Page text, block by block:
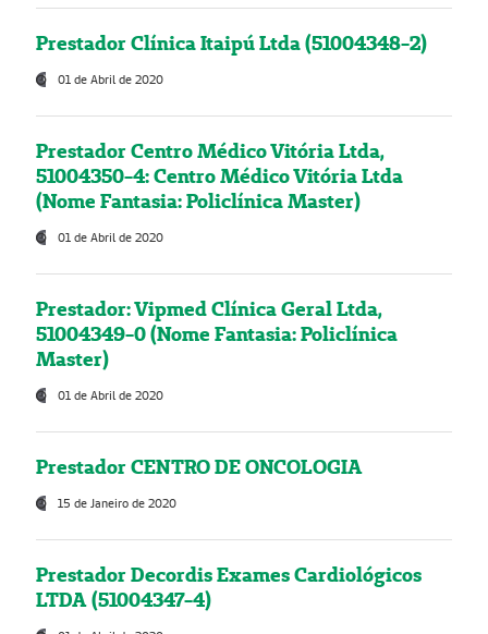
Prestador Clínica Itaipú Ltda (51004348-2)
01 de Abril de 2020
Prestador Centro Médico Vitória Ltda,
51004350-4: Centro Médico Vitória Ltda
(Nome Fantasia: Policlínica Master)
01 de Abril de 2020
Prestador: Vipmed Clínica Geral Ltda,
51004349-0 (Nome Fantasia: Policlínica
Master)
01 de Abril de 2020
Prestador CENTRO DE ONCOLOGIA
15 de Janeiro de 2020
Prestador Decordis Exames Cardiológicos
LTDA (51004347-4)